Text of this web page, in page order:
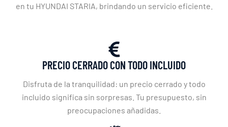
en tu HYUNDAI STARIA, brindando un servicio eficiente.
PRECIO CERRADO CON TODO INCLUIDO
Disfruta de la tranquilidad: un precio cerrado y todo
incluido significa sin sorpresas. Tu presupuesto, sin
preocupaciones añadidas.